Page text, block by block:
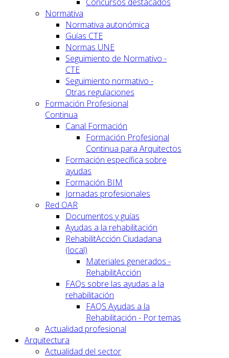
Normativa
Normativa autonómica
Guías CTE
Normas UNE
Seguimiento de Normativo -
CTE
Seguimiento normativo -
Otras regulaciones
Formación Profesional
Continua
Canal Formación
Formación Profesional
Continua para Arquitectos
Formación específica sobre
ayudas
Formación BIM
Jornadas profesionales
Red OAR
Documentos y guías
Ayudas a la rehabilitación
RehabilitAcción Ciudadana
(local)
Materiales generados -
RehabilitAcción
FAQs sobre las ayudas a la
rehabilitación
FAQS Ayudas a la
Rehabilitación - Por temas
Actualidad profesional
Arquitectura
Actualidad del sector